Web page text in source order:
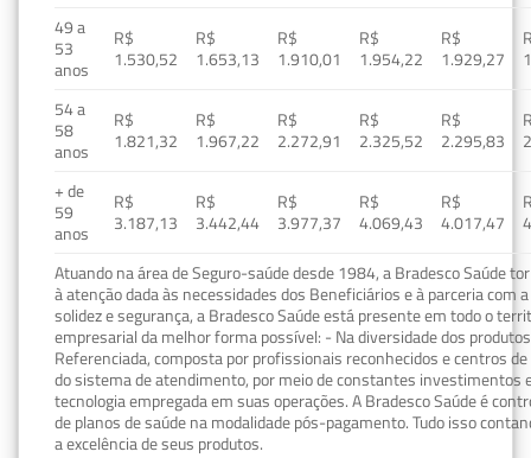
49 a
53
anos
R$
1.530,52
R$
1.653,13
R$
1.910,01
R$
1.954,22
R$
1.929,27
54 a
58
anos
R$
1.821,32
R$
1.967,22
R$
2.272,91
R$
2.325,52
R$
2.295,83
+ de
59
anos
R$
3.187,13
R$
3.442,44
R$
3.977,37
R$
4.069,43
R$
4.017,47
Atuando na área de Seguro-saúde desde 1984, a Bradesco Saúde
à atenção dada às necessidades dos Beneficiários e à parceria com
solidez e segurança, a Bradesco Saúde está presente em todo o
empresarial da melhor forma possível: - Na diversidade dos
Referenciada, composta por profissionais reconhecidos e centros
do sistema de atendimento, por meio de constantes investimentos
tecnologia empregada em suas operações. A Bradesco Saúde é
de planos de saúde na modalidade pós-pagamento. Tudo isso
a excelência de seus produtos.